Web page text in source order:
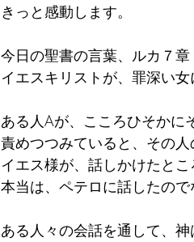
きっと感動します。
今日の聖書の言葉、ルカ７章
イエスキリストが、罪深い女
ある人Aが、こころひそかに
責めつつみていると、その
イエス様が、話しかけたとこ
本当は、ペテロに話したので
ある人々の会話を通して、